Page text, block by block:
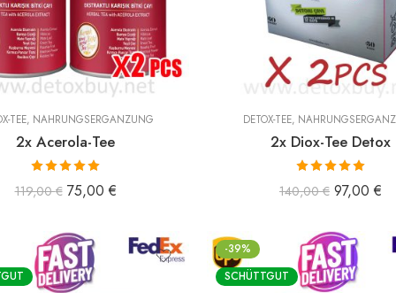
TEE, NAHRUNGSERGÄNZUNG
2x Acerola-Tee
Bewertet mit
von 5
119,00€ 75,00 €
DETOX-TEE,
2x Diox-Tee Detox
Bewertet mit
5.00
von 5
140,00€ 97,00 €
-39%
SCHÜTTGUT